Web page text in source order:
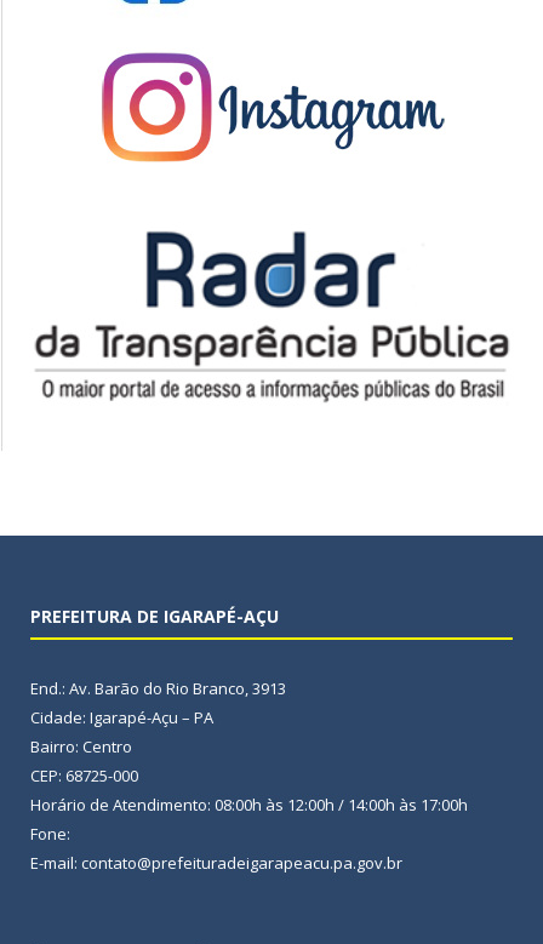
PREFEITURA DE IGARAPÉ-AÇU
End.: Av. Barão do Rio Branco, 3913
Cidade: Igarapé-Açu – PA
Bairro: Centro
CEP: 68725-000
Horário de Atendimento: 08:00h às 12:00h / 14:00h às 17:00h
Fone:
E-mail: contato@prefeituradeigarapeacu.pa.gov.br